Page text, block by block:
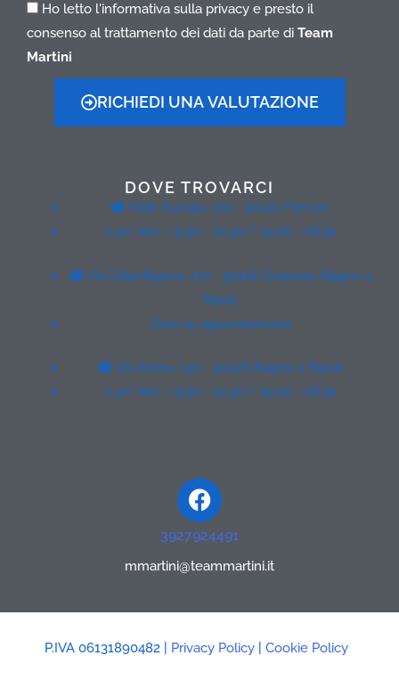
Ho letto l'informativa sulla privacy e presto il
consenso al trattamento dei dati da parte di Team
Martini
RICHIEDI UNA VALUTAZIONE
DOVE TROVARCI
Viale Europa, 101 - 50121 Firenze
Lun. Ven. - 9:30 - 12:30 / 15:00 - 18:30
Via Chiantigiana, 172 - 50126 Grassina, Bagno a
Ripoli
Solo su appuntamento
Via Roma, 130 - 50126 Bagno a Ripoli
Lun. Ven. - 9:30 - 12:30 / 15:00 - 18:30
Facebook
3927924491
mmartini@teammartini.it
P.IVA 06131890482 | Privacy Policy| Cookie Policy